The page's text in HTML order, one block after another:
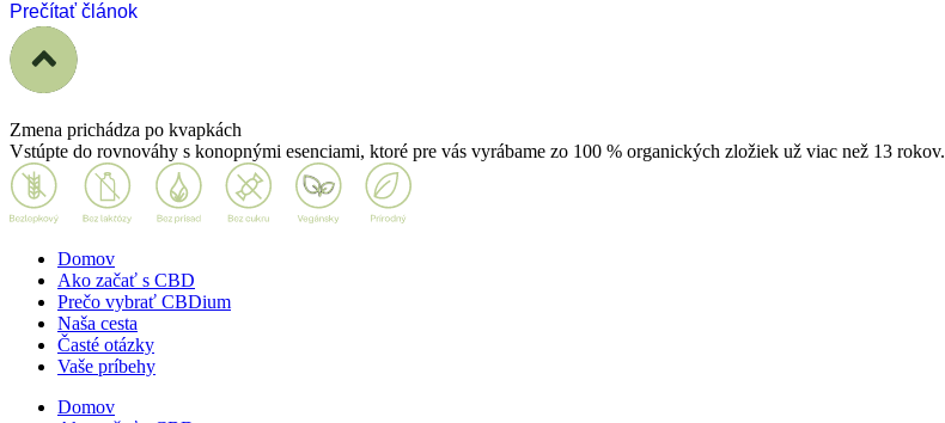
Prečítať článok
Zmena prichádza po kvapkách
Vstúpte do rovnováhy s konopnými esenciami, ktoré pre vás vyrábame zo 100 % organických zložiek už viac než 13 rokov.
Domov
Ako začať s CBD
Prečo vybrať CBDium
Naša cesta
Časté otázky
Vaše príbehy
Domov